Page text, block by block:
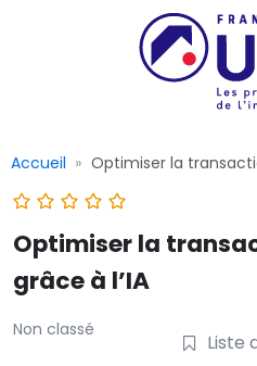
Accueil Optimiser la
Optimiser la
grâce à l’IA
Non classé
Liste